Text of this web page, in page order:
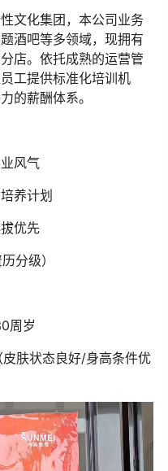
文化集团，本公司业务
酒吧等多领域，现拥有
店。依托成熟的运营管
工提供标准化培训机
的薪酬体系。
风气
养计划
优先
分级）
周岁
肤状态良好/身高条件优